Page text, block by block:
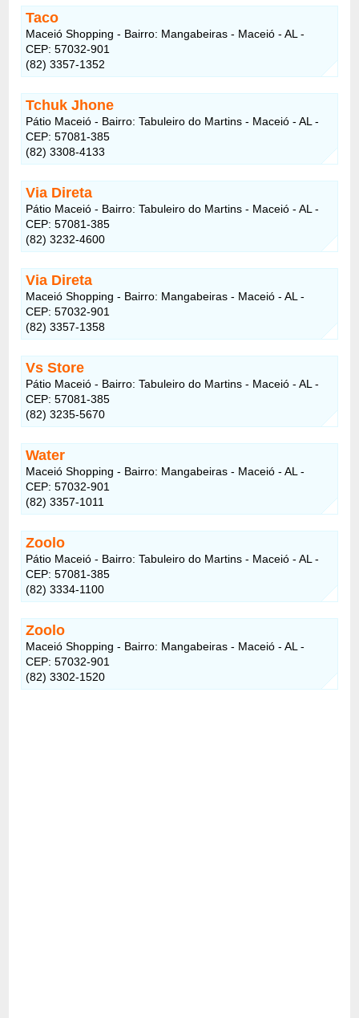
Taco
Maceió Shopping - Bairro: Mangabeiras - Maceió - AL -
CEP: 57032-901
(82) 3357-1352
Tchuk Jhone
Pátio Maceió - Bairro: Tabuleiro do Martins - Maceió - AL -
CEP: 57081-385
(82) 3308-4133
Via Direta
Pátio Maceió - Bairro: Tabuleiro do Martins - Maceió - AL -
CEP: 57081-385
(82) 3232-4600
Via Direta
Maceió Shopping - Bairro: Mangabeiras - Maceió - AL -
CEP: 57032-901
(82) 3357-1358
Vs Store
Pátio Maceió - Bairro: Tabuleiro do Martins - Maceió - AL -
CEP: 57081-385
(82) 3235-5670
Water
Maceió Shopping - Bairro: Mangabeiras - Maceió - AL -
CEP: 57032-901
(82) 3357-1011
Zoolo
Pátio Maceió - Bairro: Tabuleiro do Martins - Maceió - AL -
CEP: 57081-385
(82) 3334-1100
Zoolo
Maceió Shopping - Bairro: Mangabeiras - Maceió - AL -
CEP: 57032-901
(82) 3302-1520